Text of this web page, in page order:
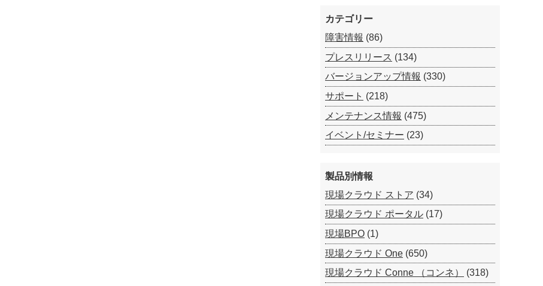
カテゴリー
障害情報 (86)
プレスリリース (134)
バージョンアップ情報 (330)
サポート (218)
メンテナンス情報 (475)
イベント/セミナー (23)
製品別情報
現場クラウド ストア (34)
現場クラウド ポータル (17)
現場BPO (1)
現場クラウド One (650)
現場クラウド Conne （コンネ）
(318)